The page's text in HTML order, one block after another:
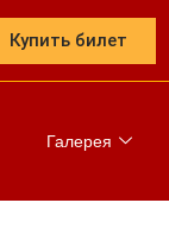
Купить билет
Галерея